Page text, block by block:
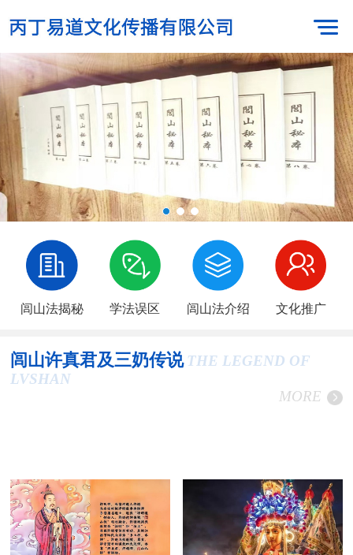
闾山法揭秘 学法误区 闾山法介绍 文化推广
闾山许真君及三奶传说 THE LEGEND OF
LVSHAN
MORE